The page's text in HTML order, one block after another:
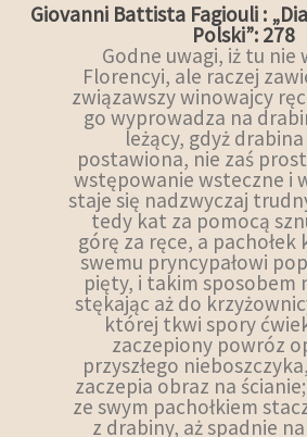
Giovanni Battista Fagiouli :
Polski”: 278
Godne uwagi, iż tu nie
Florencyi, ale raczej
związawszy winowajcy
go wyprowadza na
leżący, gdyż
postawiona, nie zaś
wstępowanie wsteczne i
staje się nadzwyczaj
tedy kat za pomocą
górę za ręce, a
swemu pryncypałowi
pięty, i takim sposobem
stękając aż do
której tkwi spory
zaczepiony powróz
przyszłego
zaczepia obraz na
ze swym pachołkiem
z drabiny, aż spadnie